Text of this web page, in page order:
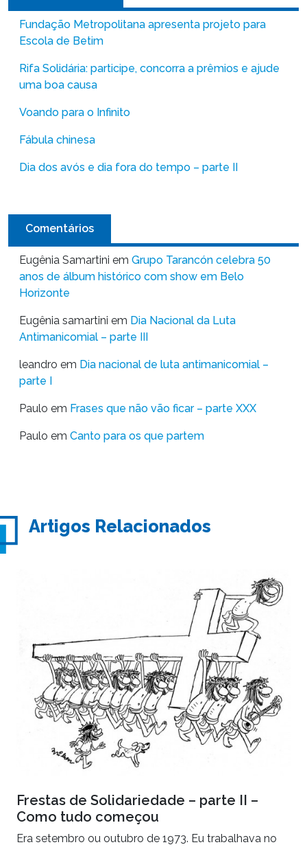
Fundação Metropolitana apresenta projeto para
Escola de Betim
Rifa Solidária: participe, concorra a prêmios e ajude
uma boa causa
Voando para o Infinito
Fábula chinesa
Dia dos avós e dia fora do tempo – parte II
Comentários
Eugênia Samartini em Grupo Tarancón celebra 50
anos de álbum histórico com show em Belo
Horizonte
Eugênia samartini em Dia Nacional da Luta
Antimanicomial – parte III
leandro em Dia nacional de luta antimanicomial –
parte I
Paulo em Frases que não vão ficar – parte XXX
Paulo em Canto para os que partem
Artigos Relacionados
Frestas de Solidariedade – parte II –
Como tudo começou
Era setembro ou outubro de 1973. Eu trabalhava no